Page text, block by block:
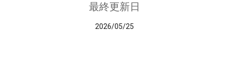
最終更新日
2026/05/25